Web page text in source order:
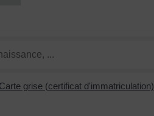
Carte grise (certificat d'immatriculation)